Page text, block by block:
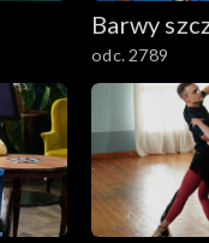
2201–2300
2101–2200
2001–2100
1901–2000
Barwy
odc. 2789